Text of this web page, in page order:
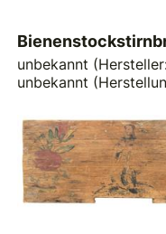
unbekannt
unbekannt